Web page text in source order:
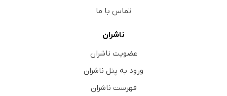
تماس با ما
ناشران
عضویت ناشران
ورود به پنل ناشران
فهرست ناشران